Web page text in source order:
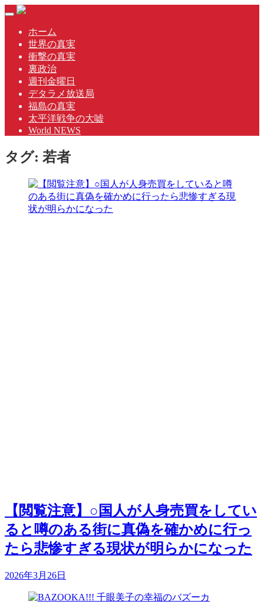
Skip
content
Toggle
navigationホーム
世界の真実
衝撃の真実
裏政治
週刊金曜日
デタラメ放送局
福島の真実
太平洋戦争の大嘘
World NEWS
タグ: 若者
【閲覧注意】○国人が人身売買をしてい
ると噂のある街に真偽を確かめに行っ
たら悲惨すぎる現状が明らかになった
2026年3月26日